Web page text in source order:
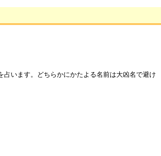
います。どちらかにかたよる名前は大凶名で避け